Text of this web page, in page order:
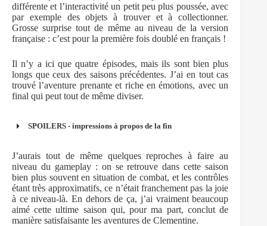
différente et l’interactivité un petit peu plus poussée, avec
par exemple des objets à trouver et à collectionner.
Grosse surprise tout de même au niveau de la version
française : c’est pour la première fois doublé en français !
Il n’y a ici que quatre épisodes, mais ils sont bien plus
longs que ceux des saisons précédentes. J’ai en tout cas
trouvé l’aventure prenante et riche en émotions, avec un
final qui peut tout de même diviser.
SPOILERS - impressions à propos de la fin
J’aurais tout de même quelques reproches à faire au
niveau du gameplay : on se retrouve dans cette saison
bien plus souvent en situation de combat, et les contrôles
étant très approximatifs, ce n’était franchement pas la joie
à ce niveau-là. En dehors de ça, j’ai vraiment beaucoup
aimé cette ultime saison qui, pour ma part, conclut de
manière satisfaisante les aventures de Clementine.